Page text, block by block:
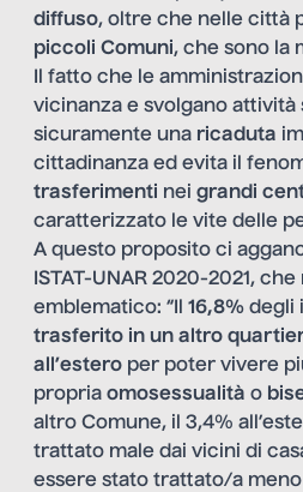
diffuso, oltre che nelle città
piccoli Comuni, che sono la
Il fatto che le
vicinanza e svolgano attività
sicuramente una ricaduta
cittadinanza ed evita il
trasferimenti nei grandi
caratterizzato le vite delle
A questo proposito ci
ISTAT-UNAR 2020-2021,
emblematico: “Il
16,8% degli
trasferito in un altro
all’estero per poter vivere
propria omosessualità o
altro Comune, il 3,4%
trattato male dai vicini di
essere stato trattato/a